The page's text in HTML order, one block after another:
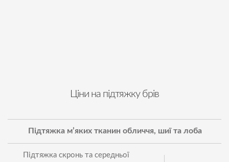
Ціни на підтяжку брів
Підтяжка м’яких тканин обличчя, шиї та лоба
Підтяжка скронь та середньої